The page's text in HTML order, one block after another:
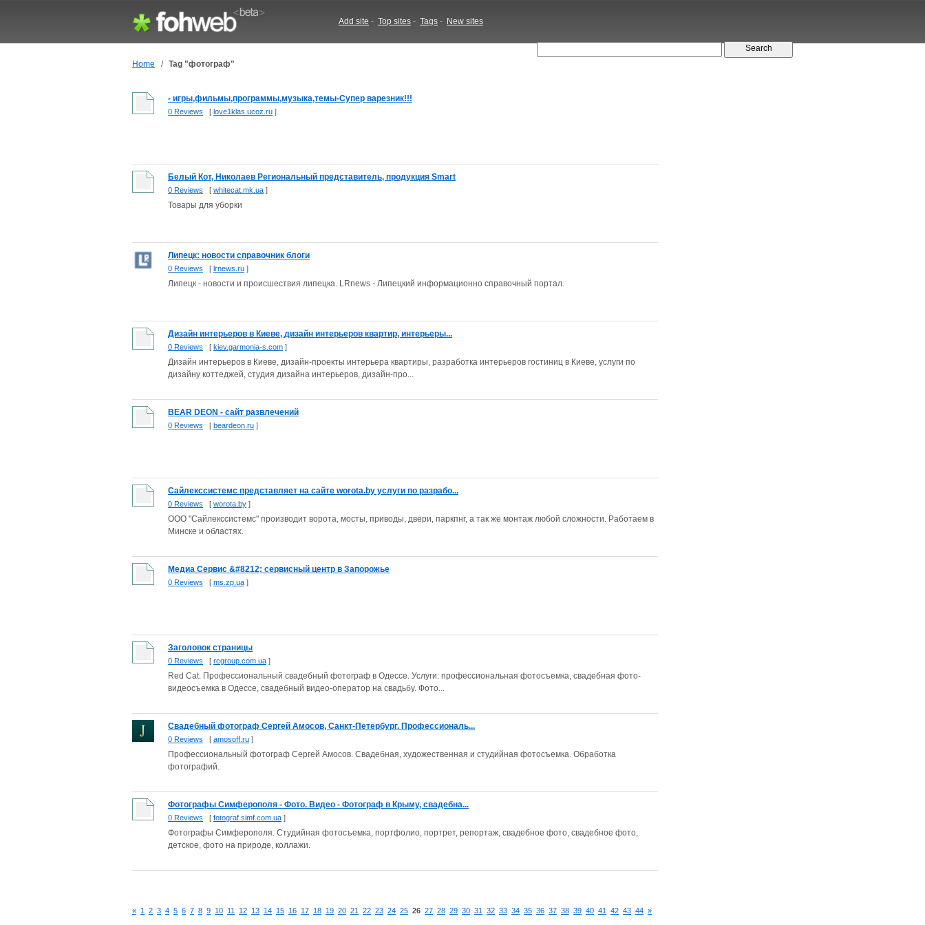
Add site - Top sites - Tags - New sites
Home / Tag "фотограф"
- игры,фильмы,программы,музыка,темы-Супер варезник!!!
0 Reviews [ love1klas.ucoz.ru ]
Белый Кот, Николаев Региональный представитель, продукция Smart
0 Reviews [ whitecat.mk.ua ]
Товары для уборки
Липецк: новости справочник блоги
0 Reviews [ lrnews.ru ]
Липецк - новости и происшествия липецка. LRnews - Липецкий информационно справочный портал.
Дизайн интерьеров в Киеве, дизайн интерьеров квартир, интерьеры...
0 Reviews [ kiev.garmonia-s.com ]
Дизайн интерьеров в Киеве, дизайн-проекты интерьера квартиры, разработка интерьеров гостиниц в Киеве, услуги по
дизайну коттеджей, студия дизайна интерьеров, дизайн-про...
BEAR DEON - сайт развлечений
0 Reviews [ beardeon.ru ]
Сайлекссистемс представляет на сайте worota.by услуги по разрабо...
0 Reviews [ worota.by ]
ООО "Сайлекссистемс" производит ворота, мосты, приводы, двери, паркпнг, а так же монтаж любой сложности. Работаем в
Минске и областях.
Медиа Сервис &#8212; сервисный центр в Запорожье
0 Reviews [ ms.zp.ua ]
Заголовок страницы
0 Reviews [ rcgroup.com.ua ]
Red Cat. Профессиональный свадебный фотограф в Одессе. Услуги: профессиональная фотосъемка, свадебная фото-
видеосъемка в Одессе, свадебный видео-оператор на свадьбу. Фото...
Свадебный фотограф Сергей Амосов, Санкт-Петербург. Профессиональ...
0 Reviews [ amosoff.ru ]
Профессиональный фотограф Сергей Амосов. Свадебная, художественная и студийная фотосъемка. Обработка
фотографий.
Фотографы Симферополя - Фото. Видео - Фотограф в Крыму, свадебна...
0 Reviews [ fotograf.simf.com.ua ]
Фотографы Симферополя. Студийная фотосъемка, портфолио, портрет, репортаж, свадебное фото, свадебное фото,
детское, фото на природе, коллажи.
« 1 2 3 4 5 6 7 8 9 10 11 12 13 14 15 16 17 18 19 20 21 22 23 24 25 26 27 28 29 30 31 32 33 34 35 36 37 38 39 40 41 42 43 44 »